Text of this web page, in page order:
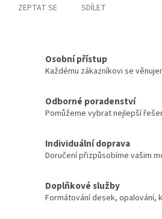
ZEPTAT SE SDÍLET
Osobní přístup
Každému zákazníkovi se
Odborné poradenství
Pomůžeme vybrat nejlepší
Individuální doprava
Doručení přizpůsobíme vašim
Doplňkové služby
Formátování desek, opalování,